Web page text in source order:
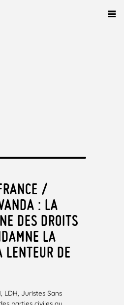
/
: LA
DES DROITS
LA
LENTEUR DE
LDH, Juristes Sans